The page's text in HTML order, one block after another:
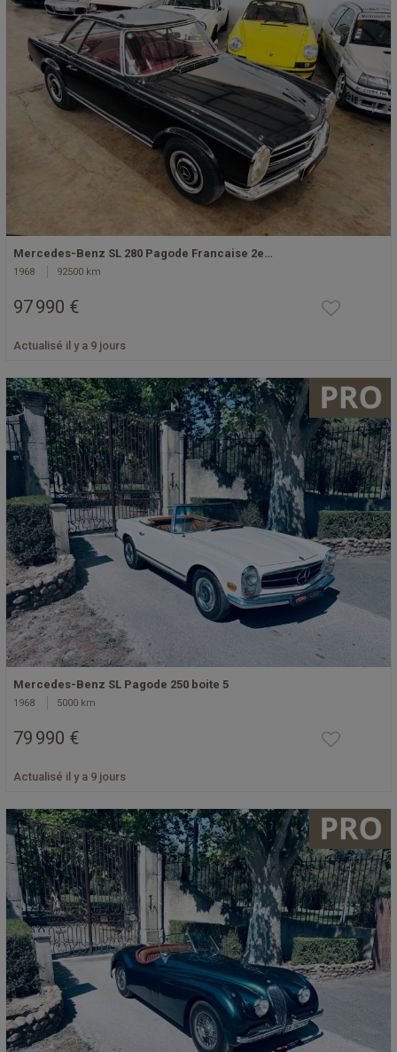
Mercedes-Benz SL 280 Pagode Francaise 2e…
1968 92500 km
97 990 €
Actualisé il y a 9 jours
Mercedes-Benz SL Pagode 250 boite 5
1968 5000 km
79 990 €
Actualisé il y a 9 jours